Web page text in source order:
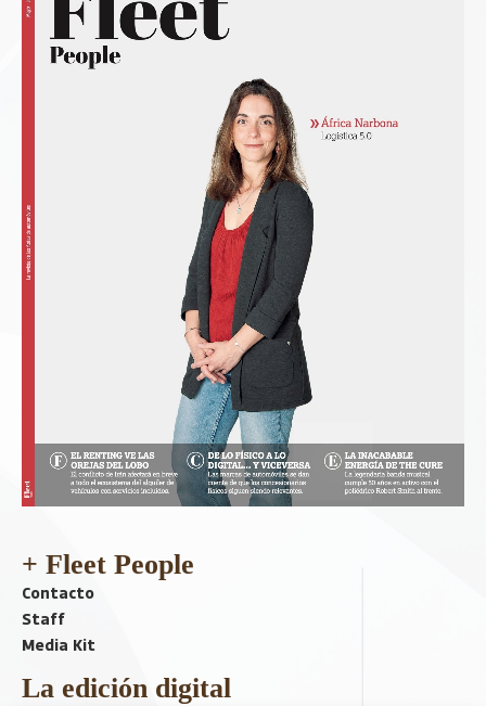
+ Fleet People
Contacto
Staff
Media Kit
La edición digital